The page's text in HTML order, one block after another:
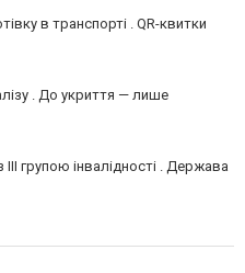
в транспорті . QR-квитки
. До укриття — лише
групою інвалідності . Держава